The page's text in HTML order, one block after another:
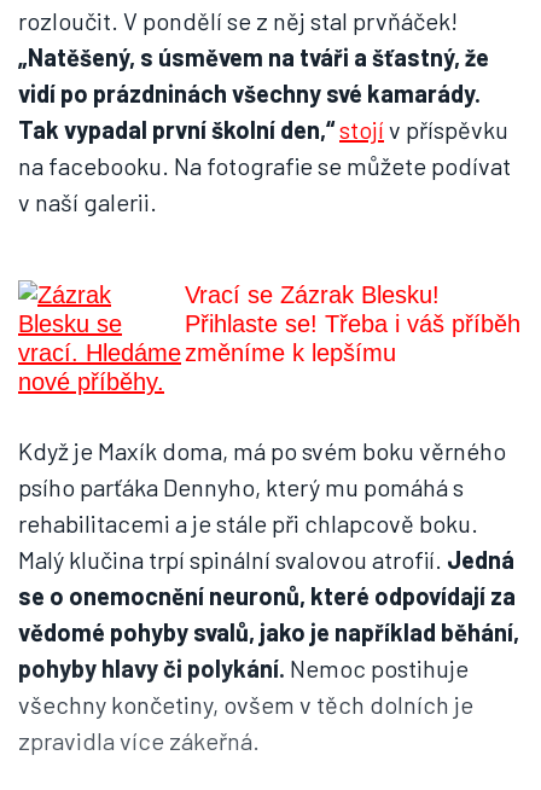
rozloučit. V pondělí se z něj stal prvňáček!
„Natěšený, s úsměvem na tváři a šťastný, že
vidí po prázdninách všechny své kamarády.
Tak vypadal první školní den,“stojí v příspěvku
na facebooku. Na fotografie se můžete podívat
v naší galerii.
Vrací se Zázrak Blesku!
Přihlaste se! Třeba i váš příběh
změníme k lepšímu
Když je Maxík doma, má po svém boku věrného
psího parťáka Dennyho, který mu pomáhá s
rehabilitacemi a je stále při chlapcově boku.
Malý klučina trpí spinální svalovou atrofií. Jedná
se o onemocnění neuronů, které odpovídají za
vědomé pohyby svalů, jako je například běhání,
pohyby hlavy či polykání. Nemoc postihuje
všechny končetiny, ovšem v těch dolních je
zpravidla více zákeřná.